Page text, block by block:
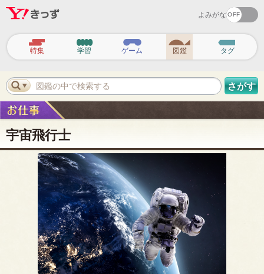
よみがな
ビ
ゲ
ー
シ
ョ
ン
特集 学習 ゲーム 図鑑 タグ
図鑑の中で検索する さがす
宇宙飛行士